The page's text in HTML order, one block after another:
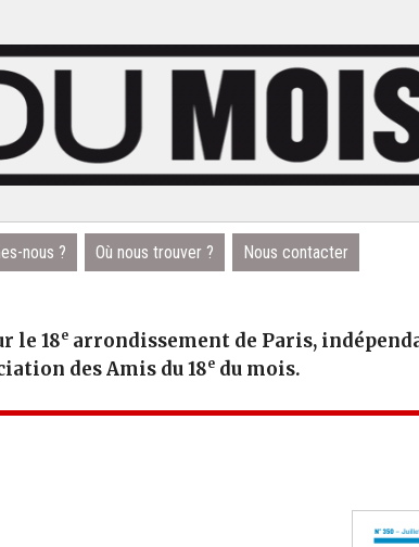
nous ? Où nous trouver ? Nous contacter
le 18e arrondissement de Paris,
des Amis du 18e du mois.